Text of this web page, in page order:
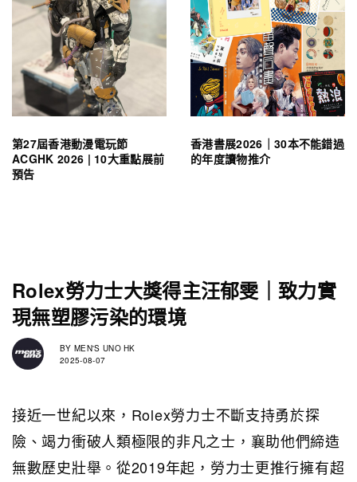
第27屆香港動漫電玩節
ACGHK 2026 | 10大重點展前
預告
香港書展2026｜30本不能錯過
的年度讀物推介
Rolex勞力士大獎得主汪郁雯｜致力實
現無塑膠污染的環境
BY MEN'S UNO HK
2025-08-07
接近一世紀以來，Rolex勞力士不斷支持勇於探
險、竭力衝破人類極限的非凡之士，襄助他們締造
無數歷史壯舉。從2019年起，勞力士更推行擁有超